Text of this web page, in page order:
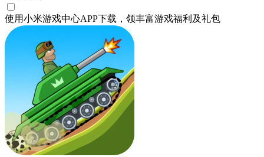
使用小米游戏中心APP下载 ，领丰富游戏福利 及礼包